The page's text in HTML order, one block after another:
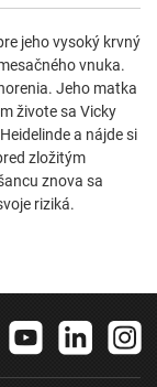
jeho vysoký krvný
vnuka.
Jeho matka
živote sa Vicky
a nájde si
zložitým
znova sa
riziká.